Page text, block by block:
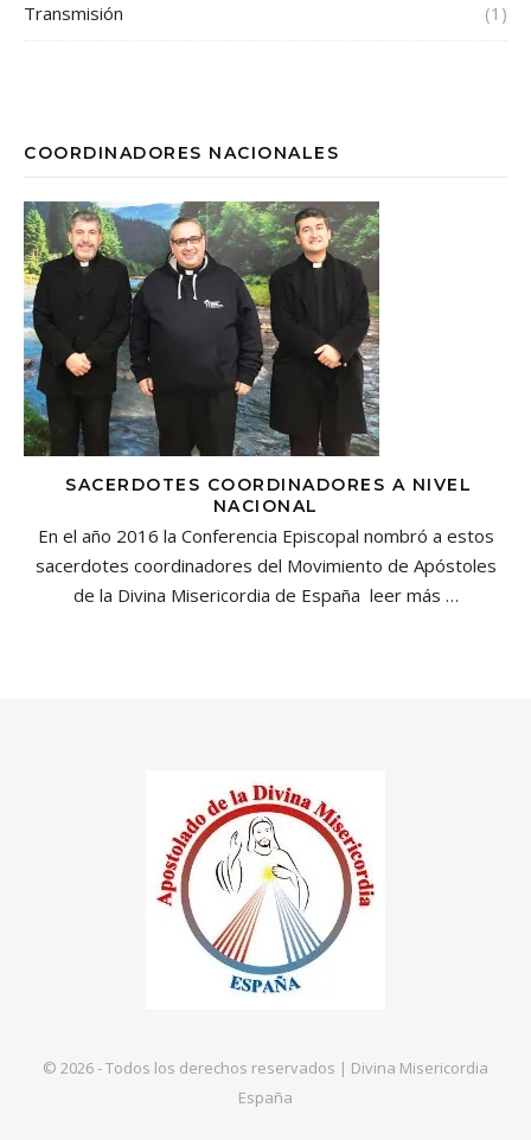
Transmisión (1)
COORDINADORES NACIONALES
SACERDOTES COORDINADORES A NIVEL
NACIONAL
En el año 2016 la Conferencia Episcopal nombró a estos
sacerdotes coordinadores del Movimiento de Apóstoles
de la Divina Misericordia de España leer más …
© 2026 - Todos los derechos reservados | Divina Misericordia
España